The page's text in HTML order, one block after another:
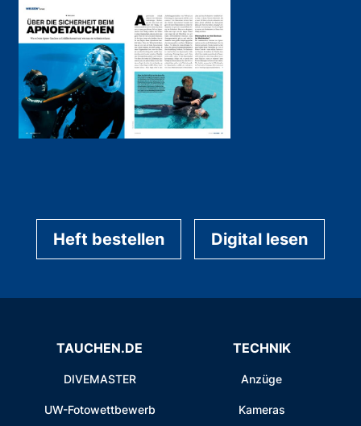
Heft bestellen Digital lesen
TAUCHEN.DE
DIVEMASTER
UW-Fotowettbewerb
TECHNIK
Anzüge
Kameras